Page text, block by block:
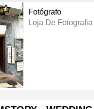
Fotógrafo
Loja De Fotografia